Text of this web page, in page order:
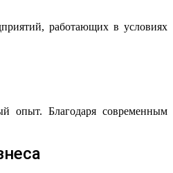
работающих в условиях
опыт. Благодаря современным